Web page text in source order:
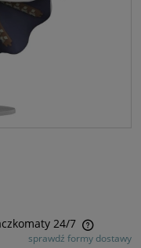
24/7
płatnościsprawdź formy dostawy